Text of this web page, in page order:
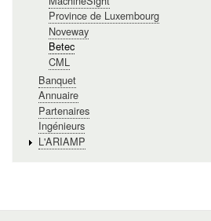
Province de Luxembourg
Noveway
Betec
CML
Banquet
Annuaire
Partenaires
Ingénieurs
L'ARIAMP